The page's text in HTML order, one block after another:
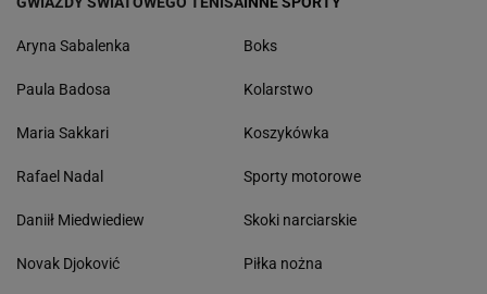
Aryna Sabalenka
Paula Badosa
Maria Sakkari
Rafael Nadal
Daniił Miedwiediew
Novak Djoković
Boks
Kolarstwo
Koszykówka
Sporty motorowe
Skoki narciarskie
Piłka nożna